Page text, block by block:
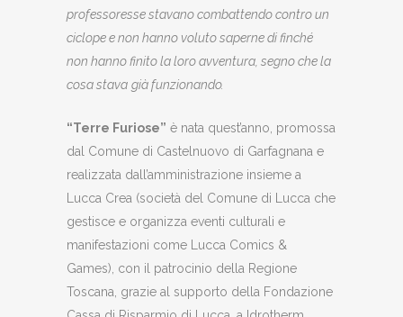
professoresse stavano combattendo contro un
ciclope e non hanno voluto saperne di finché
non hanno finito la loro avventura, segno che la
cosa stava già funzionando.
“Terre Furiose” è nata quest’anno, promossa
dal Comune di Castelnuovo di Garfagnana e
realizzata dall’amministrazione insieme a
Lucca Crea (società del Comune di Lucca che
gestisce e organizza eventi culturali e
manifestazioni come Lucca Comics &
Games), con il patrocinio della Regione
Toscana, grazie al supporto della Fondazione